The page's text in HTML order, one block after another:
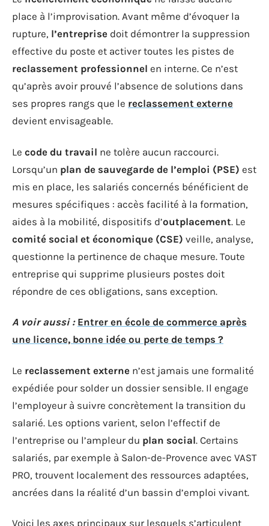
place à l’improvisation. Avant même d’évoquer la
rupture, l’entreprise doit démontrer la suppression
effective du poste et activer toutes les pistes de
reclassement professionnel en interne. Ce n’est
qu’après avoir prouvé l’absence de solutions dans
ses propres rangs que le reclassement externe
devient envisageable.
Le code du travail ne tolère aucun raccourci.
Lorsqu’un plan de sauvegarde de l’emploi (PSE) est
mis en place, les salariés concernés bénéficient de
mesures spécifiques : accès facilité à la formation,
aides à la mobilité, dispositifs d’outplacement. Le
comité social et économique (CSE) veille, analyse,
questionne la pertinence de chaque mesure. Toute
entreprise qui supprime plusieurs postes doit
répondre de ces obligations, sans exception.
A voir aussi : Entrer en école de commerce après
une licence, bonne idée ou perte de temps ?
Le reclassement externe n’est jamais une formalité
expédiée pour solder un dossier sensible. Il engage
l’employeur à suivre concrètement la transition du
salarié. Les options varient, selon l’effectif de
l’entreprise ou l’ampleur du plan social. Certains
salariés, par exemple à Salon-de-Provence avec VAST
PRO, trouvent localement des ressources adaptées,
ancrées dans la réalité d’un bassin d’emploi vivant.
Voici les axes principaux sur lesquels s’articulent